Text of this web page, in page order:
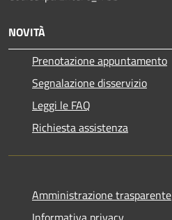
NOVITÀ
Prenotazione appuntamento
Segnalazione disservizio
Leggi le FAQ
Richiesta assistenza
Amministrazione trasparente